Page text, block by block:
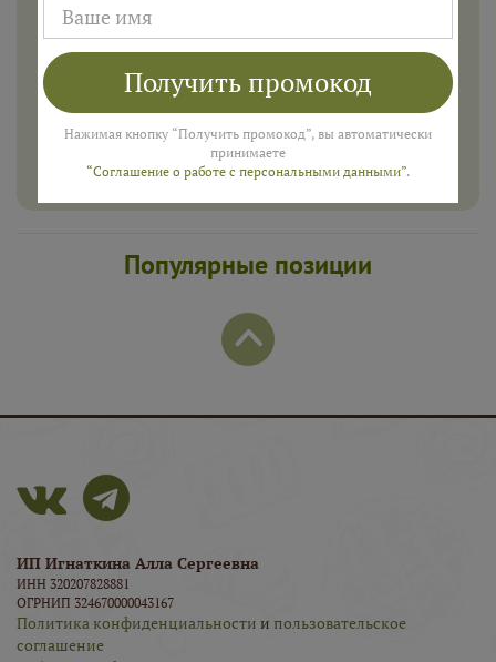
Введите ваш номер телефона и мы пришлем промокод
для подарка в смс
ПОЛУЧИТЬ
Популярные позиции
ИП Игнаткина Алла Сергеевна
ИНН 320207828881
ОГРНИП 324670000043167
Политика конфиденциальности и пользовательское
соглашение
Получить промокод
Нажимая кнопку “Получить промокод”, вы автоматически
принимаете
“Соглашение о работе с персональными данными”.